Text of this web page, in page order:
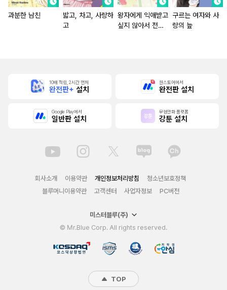
과분한 남친
밟고, 차고, 사랑하
고
왕자에게 익애받고
싶지 않아서 전
구르는 여자와 사
랑의 늪
10배 적립, 2시간 먼저
완전판+ 설치
원스토어에서
완전판 설치
Google Play에서
일반판 설치
무협만화 플랫폼
강툰 설치
회사소개 이용약관 개인정보처리방침
청소년보호정책
블루머니이용약관
고객센터 사업자정보 PC버전
미스터블루(주)
© Mr.Blue Corp. All rights reserved.
TOP